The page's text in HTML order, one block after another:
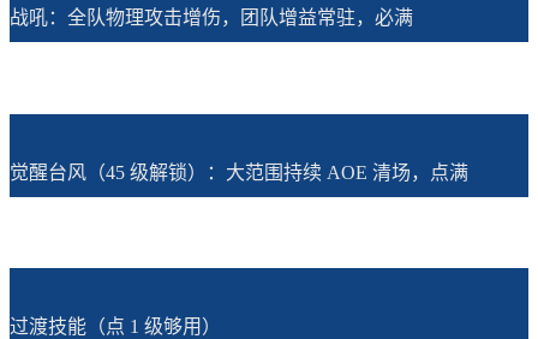
战吼：全队物理攻击增伤，团队增益常驻，必满
觉醒台风（45 级解锁）：大范围持续 AOE 清场，点满
过渡技能（点 1 级够用）